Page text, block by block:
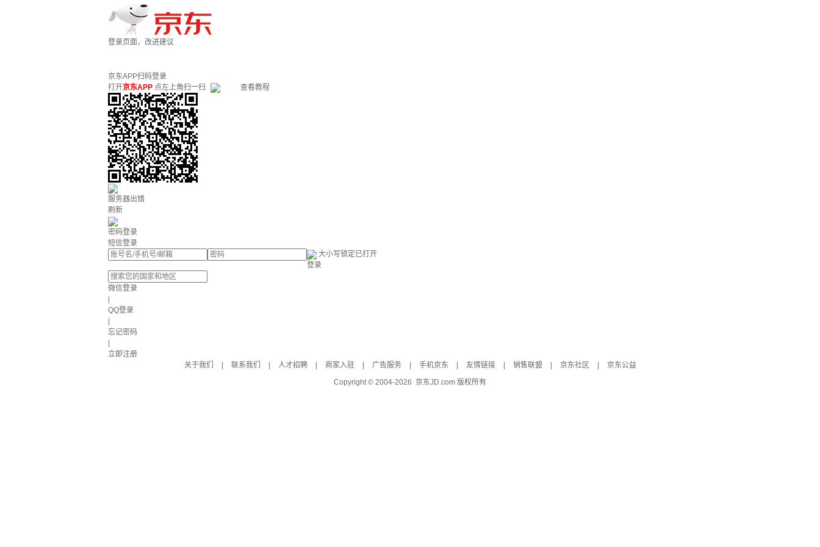
登录页面，改进建议
京东APP扫码登录
打开京东APP 点左上角扫一扫 查看教程
服务器出错
刷新
密码登录
短信登录
大小写锁定已打开
登录
微信登录
QQ登录
忘记密码
立即注册
关于我们
联系我们 人才招聘 商家入驻 广告服务 手机京东 友情链接 销售联盟 京东社区
京东公益
Copyright © 2004-2026 京东JD.com 版权所有